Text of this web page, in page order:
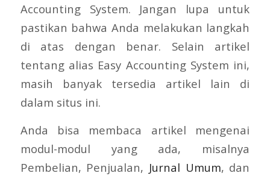
Accounting System. Jangan lupa untuk
pastikan bahwa Anda melakukan langkah
di atas dengan benar. Selain artikel
tentang alias Easy Accounting System ini,
masih banyak tersedia artikel lain di
dalam situs ini.
Anda bisa membaca artikel mengenai
modul-modul yang ada, misalnya
Pembelian, Penjualan, Jurnal Umum, dan